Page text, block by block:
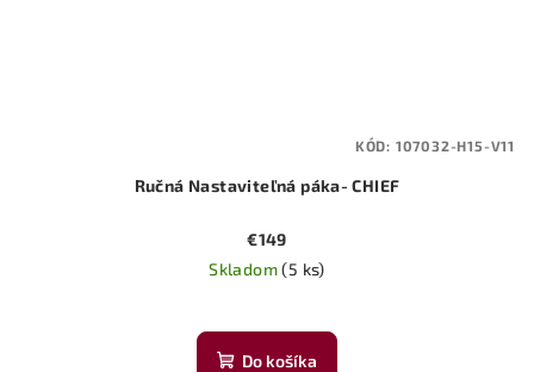
Ručná Nastaviteľná páka- CHIEF
€149
Skladom(5 ks)
Do košíka
KÓD: 107032-H15-V11